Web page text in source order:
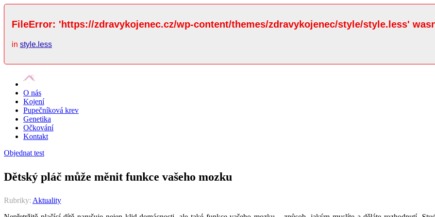
FileError: 'https://zdravykojenec.cz/wp-content/themes/zdravykojenec/style/style.less'
in style.less
O nás
Kojení
Pupečníková krev
Genetika
Očkování
Kontakt
Objednat test
Dětský pláč může měnit funkce vašeho mozku
Rubriky: Aktuality